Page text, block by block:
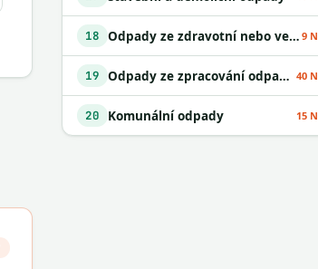
18 Odpady ze zdravotní nebo veterinární péče a /nebo z výzkumu s nimi souvisejícího 9 N
19 Odpady ze zpracování odpadu a z ČOV 40 N
20 Komunální odpady 15 N